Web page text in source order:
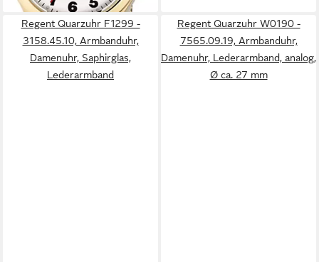
Regent Quarzuhr F1299 -
3158.45.10, Armbanduhr,
Damenuhr, Saphirglas,
Lederarmband
Regent Quarzuhr W0190 -
7565.09.19, Armbanduhr,
Damenuhr, Lederarmband, analog,
Ø ca. 27 mm